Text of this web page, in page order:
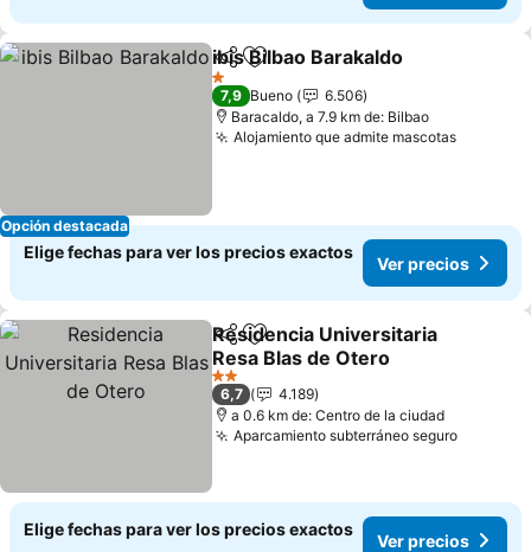
Opción destacada
CompartirAgregar a favoritos
ibis Bilbao Barakaldo
1 Estrellas
7,9 Bueno
6.506
Baracaldo, a 7.9 km de: Bilbao
Alojamiento que admite mascotasVer
Elige fechas para ver los precios exactos
Ver precios
CompartirAgregar a favoritos
Residencia Universitaria
Resa Blas de Otero
Ver precios
2 Estrellas
6,7
4.189
a 0.6 km de: Centro de la ciudad
Aparcamiento subterráneo seguroVer
Elige fechas para ver los precios exactos
Ver precios